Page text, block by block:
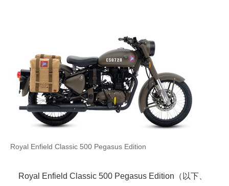
AI活用のいまが分かる
企業ITのトレンドを詳説
経営リーダーのコミュニティ
ITエンジニア向け専門サイト
企業向けIT製品の総合サイト
Royal Enfield Classic 500 Pegasus Edition
Royal Enfield Classic 500 Pegasus Edition（以下、